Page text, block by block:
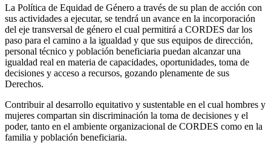
La Política de Equidad de Género a través de su plan de acción con
sus actividades a ejecutar, se tendrá un avance en la incorporación
del eje transversal de género el cual permitirá a CORDES dar los
paso para el camino a la igualdad y que sus equipos de dirección,
personal técnico y población beneficiaria puedan alcanzar una
igualdad real en materia de capacidades, oportunidades, toma de
decisiones y acceso a recursos, gozando plenamente de sus
Derechos.
Contribuir al desarrollo equitativo y sustentable en el cual hombres y
mujeres compartan sin discriminación la toma de decisiones y el
poder, tanto en el ambiente organizacional de CORDES como en la
familia y población beneficiaria.